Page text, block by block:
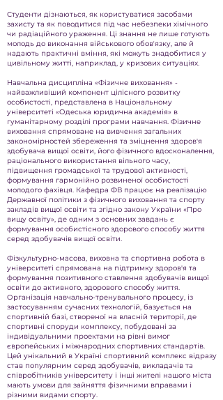
Студенти дізнаються, як користуватися засобами
захисту та як поводитися під час небезпеки хімічного
чи радіаційного ураження. Ці знання не лише готують
молодь до виконання військового обовʼязку, але й
надають практичні вміння, які можуть знадобитися у
цивільному житті, наприклад, у кризових ситуаціях.
Навчальна дисципліна «Фізичне виховання» -
найважливіший компонент цілісного розвитку
особистості, представлена в Національному
університеті «Одеська юридична академія» в
гуманітарному розділі програми навчання. Фізичне
виховання спрямоване на вивчення загальних
закономірностей збереження та зміцнення здоров'я
здобувача вищої освіти, його фізичного вдосконалення,
раціонального використання вільного часу,
підвищення громадської та трудової активності,
формування гармонійно розвиненої особистості
молодого фахівця. Кафедра ФВ працює на реалізацію
Державної політики з фізичного виховання та спорту
закладів вищої освіти та згідно закону України «Про
вищу освіту», де одним з основних завдань є
формування особистісного здорового способу життя
серед здобувачів вищої освіти.
Фізкультурно-масова, виховна та спортивна робота в
університеті спрямована на підтримку здоров'я та
формування позитивного ставлення здобувачів вищої
освіти до активного, здорового способу життя.
Організація навчально-тренувального процесу, із
застосуванням сучасних технологій, базується на
спортивній базі, створеної на власній території, де
спортивні споруди комплексу, побудовані за
індивідуальними проектами на рівні вимог
європейських і міжнародних спортивних стандартів.
Цей унікальний в Україні спортивний комплекс відразу
став популярним серед здобувачів, викладачів та
співробітників університету і інші жителі нашого міста
мають умови для зайняття фізичними вправами і
різними видами спорту.